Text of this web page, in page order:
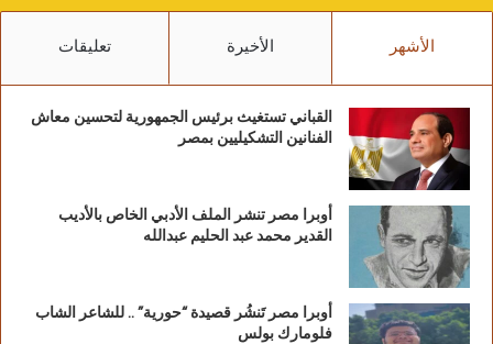
الأشهر الأخيرة تعليقات
القباني تستغيث برئيس الجمهورية لتحسين معاش
الفنانين التشكيليين بمصر
أوبرا مصر تنشر الملف الأدبي الخاص بالأديب
القدير محمد عبد الحليم عبدالله
أوبرا مصر تَنشُر قصيدة “حورية” .. للشاعر الشاب
فلومارك بولس